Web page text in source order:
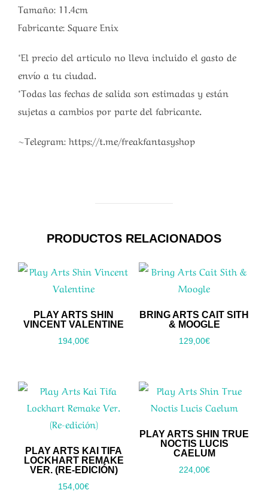
Tamaño: 11.4cm
Fabricante: Square Enix
*El precio del articulo no lleva incluido el gasto de
envío a tu ciudad.
*Todas las fechas de salida son estimadas y están
sujetas a cambios por parte del fabricante.
~Telegram: https://t.me/freakfantasyshop
PRODUCTOS RELACIONADOS
PLAY ARTS SHIN
VINCENT VALENTINE
194,00€
BRING ARTS CAIT SITH
& MOOGLE
129,00€
PLAY ARTS KAI TIFA
LOCKHART REMAKE
VER. (RE-EDICIÓN)
154,00€
PLAY ARTS SHIN TRUE
NOCTIS LUCIS
CAELUM
224,00€